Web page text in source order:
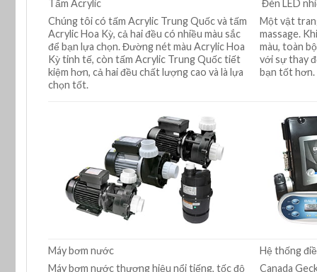
Tấm Acrylic
Chúng tôi có tấm Acrylic Trung Quốc và tấm
Acrylic Hoa Kỳ, cả hai đều có nhiều màu sắc
để bạn lựa chọn. Đường nét màu Acrylic Hoa
Kỳ tinh tế, còn tấm Acrylic Trung Quốc tiết
kiệm hơn, cả hai đều chất lượng cao và là lựa
chọn tốt.
Đèn LED
Một vật
massage.
màu, toàn
với sự thay
bạn tốt hơn.
Máy bơm nước
Máy bơm nước thương hiệu nổi tiếng, tốc độ
Hệ thống
Canada